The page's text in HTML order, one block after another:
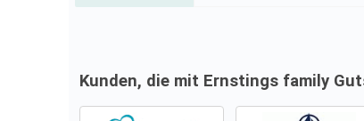
Kunden, die mit Ernstings family